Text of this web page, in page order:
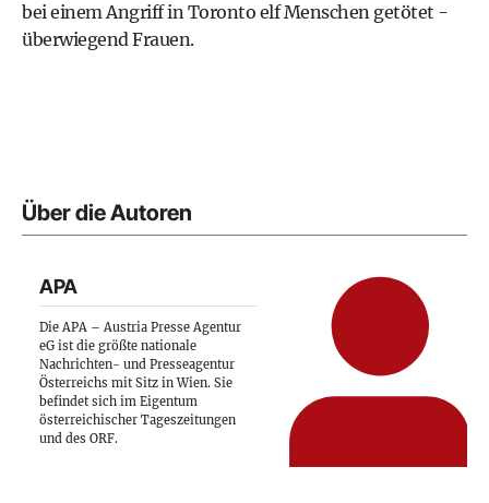
bei einem Angriff in Toronto elf Menschen getötet -
überwiegend Frauen.
Über die Autoren
APA
Die APA – Austria Presse Agentur
eG ist die größte nationale
Nachrichten- und Presseagentur
Österreichs mit Sitz in Wien. Sie
befindet sich im Eigentum
österreichischer Tageszeitungen
und des ORF.